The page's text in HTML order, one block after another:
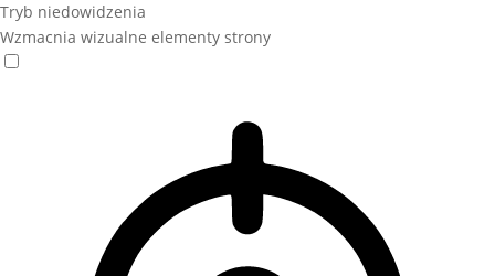
Tryb niedowidzenia
Wzmacnia wizualne elementy strony